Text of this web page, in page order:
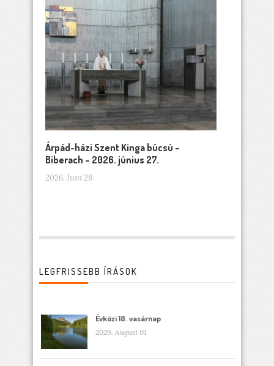
Árpád-házi Szent Kinga búcsú –
Biberach – 2026. június 27.
2026. Juni 28
LEGFRISSEBB ÍRÁSOK
Évközi 18. vasárnap
2026. August 01